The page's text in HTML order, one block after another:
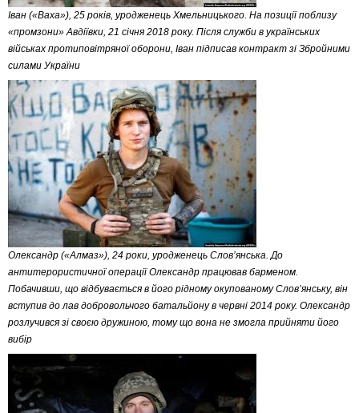
Іван («Ваха»), 25 років, уродженець Хмельницького. На позиції поблизу
«промзони» Авдіївки, 21 січня 2018 року. Після служби в українських
військах протиповітряної оборони, Іван підписав контракт зі Збройними
силами України
Олександр («Алмаз»), 24 роки, уродженець Слов’янська. До
антитерористичної операції Олександр працював барменом.
Побачивши, що відбувається в його рідному окупованому Слов’янську, він
вступив до лав добровольчого батальйону в червні 2014 року. Олександр
розлучився зі своєю дружиною, тому що вона не змогла прийняти його
вибір